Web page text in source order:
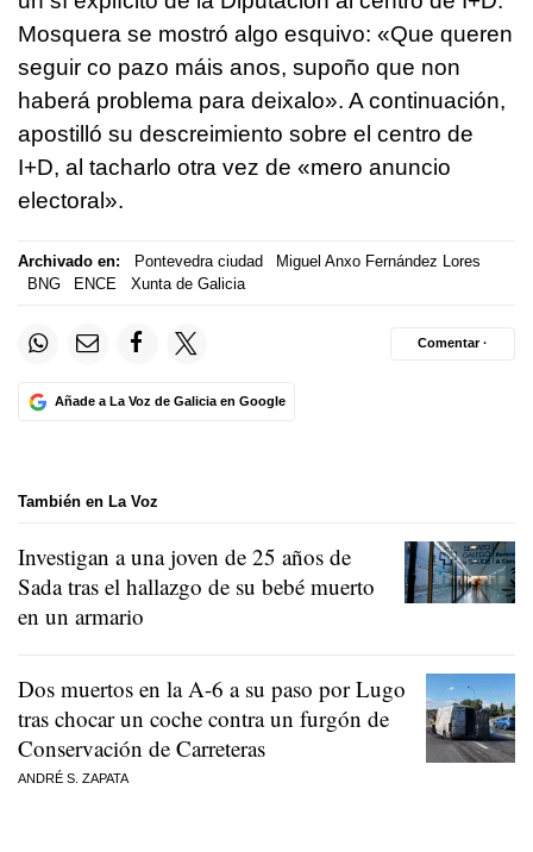
Mosquera se mostró algo esquivo: «Que queren
seguir co pazo máis anos, supoño que non
haberá problema para deixalo». A continuación,
apostilló su descreimiento sobre el centro de
I+D, al tacharlo otra vez de «mero anuncio
electoral».
Archivado en: Pontevedra ciudad
Miguel Anxo Fernández Lores
BNG
ENCE Xunta de Galicia
Añade a La Voz de Galicia en Google
Comentar ·
También en La Voz
Investigan a una joven de 25 años de
Sada tras el hallazgo de su bebé muerto
en un armario
Dos muertos en la A-6 a su paso por Lugo
tras chocar un coche contra un furgón de
Conservación de Carreteras
ANDRÉ S. ZAPATA